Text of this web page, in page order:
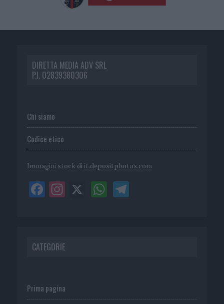
DIRETTA MEDIA ADV SRL
P.I. 02839380306
Chi siamo
Codice etico
Immagini stock di it.depositphotos.com
CATEGORIE
Prima pagina